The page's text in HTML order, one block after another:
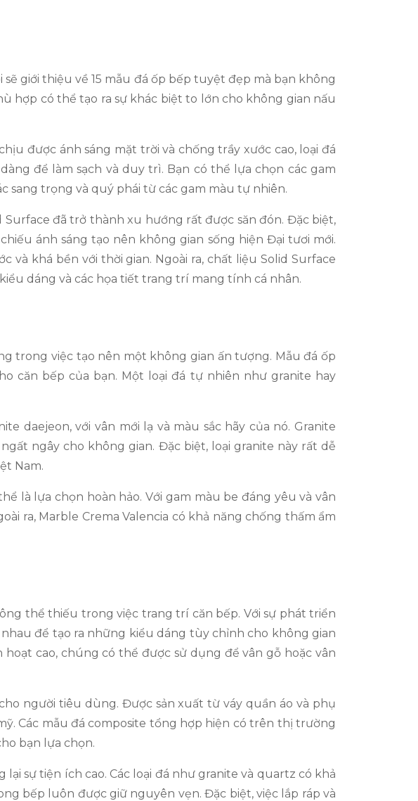
giới thiệu về 15 mẫu đá ốp bếp tuyệt đẹp mà bạn không
hợp có thể tạo ra sự khác biệt to lớn cho không gian nấu
được ánh sáng mặt trời và chống trầy xước cao, loại đá
để làm sạch và duy trì. Bạn có thể lựa chọn các gam
sang trọng và quý phái từ các gam màu tự nhiên.
đã trở thành xu hướng rất được săn đón. Đặc biệt,
ánh sáng tạo nên không gian sống hiện Đại tươi mới.
khá bền với thời gian. Ngoài ra, chất liệu Solid Surface
dáng và các họa tiết trang trí mang tính cá nhân.
trong việc tạo nên một không gian ấn tượng. Mẫu đá ốp
căn bếp của bạn. Một loại đá tự nhiên như granite hay
daejeon, với vân mới lạ và màu sắc hãy của nó. Granite
ngây cho không gian. Đặc biệt, loại granite này rất dễ
Nam.
là lựa chọn hoàn hảo. Với gam màu be đáng yêu và vân
ra, Marble Crema Valencia có khả năng chống thấm ẩm
thể thiếu trong việc trang trí căn bếp. Với sự phát triển
để tạo ra những kiểu dáng tùy chỉnh cho không gian
cao, chúng có thể được sử dụng để vân gỗ hoặc vân
người tiêu dùng. Được sản xuất từ váy quần áo và phụ
Các mẫu đá composite tổng hợp hiện có trên thị trường
bạn lựa chọn.
sự tiện ích cao. Các loại đá như granite và quartz có khả
bếp luôn được giữ nguyên vẹn. Đặc biệt, việc lắp ráp và